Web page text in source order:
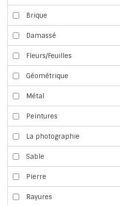
Brique
Damassé
Fleurs/Feuilles
Géométrique
Métal
Peintures
La photographie
Sable
Pierre
Rayures